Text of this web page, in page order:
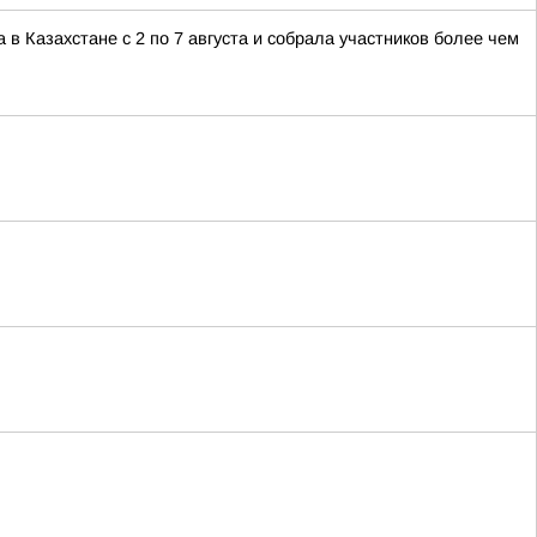
с 2 по 7 августа и собрала участников более чем